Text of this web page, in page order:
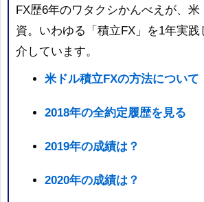
FX歴6年のワタクシかんべえが、米
資。いわゆる「積立FX」を1年実践
介しています。
米ドル積立FXの方法について
2018年の全約定履歴を見る
2019年の成績は？
2020年の成績は？